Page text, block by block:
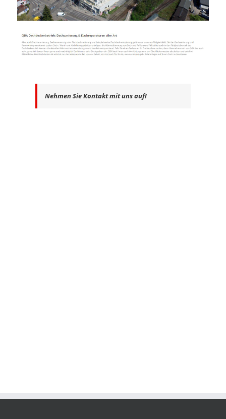
Nehmen Sie Kontakt mit uns auf!